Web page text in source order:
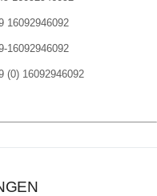
16092946092
16092946092
(0) 16092946092